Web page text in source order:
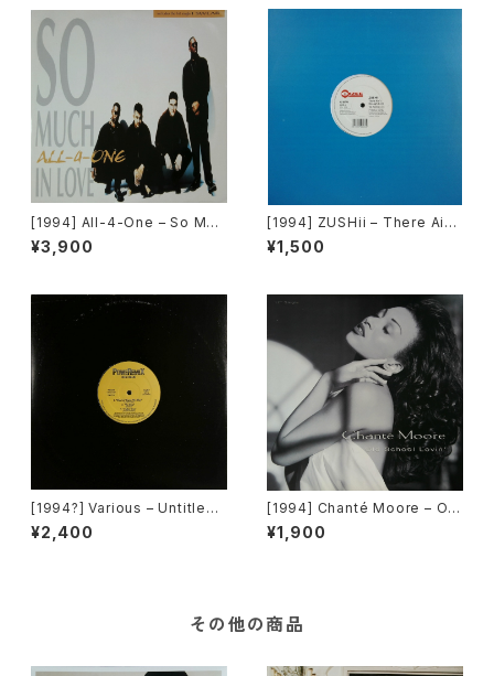
[1994] All-4-One – So Muc
h In Love [Atlantic]
¥3,900
[1994] ZUSHii – There Ain't
Enough Love ('94 Remix) /
Surprise Surprise [E-Zee]
¥1,500
[1994?] Various – Untitled
(PM-669)[PoweRemix Rec
ords]
¥2,400
[1994] Chanté Moore – Old
School Lovin' [MCA Recor
ds]
¥1,900
その他の商品